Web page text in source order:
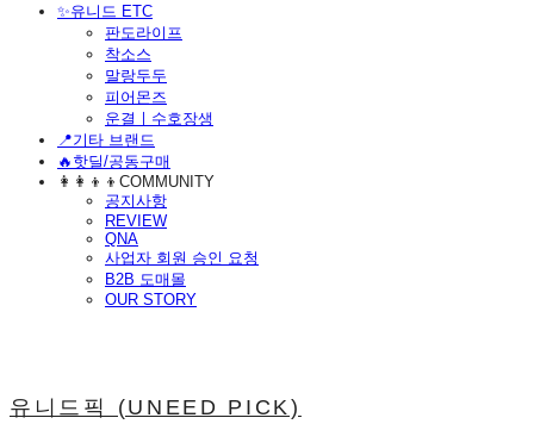
​✨유니드 ETC
판도라이프
착소스
말랑두두
피어몬즈
운결ㅣ수호장생
📍기타 브랜드
🔥핫딜/공동구매
👩‍👩‍👦‍👦COMMUNITY
공지사항
REVIEW
QNA
사업자 회원 승인 요청
B2B 도매몰
OUR STORY
유니드픽 (UNEED PICK)